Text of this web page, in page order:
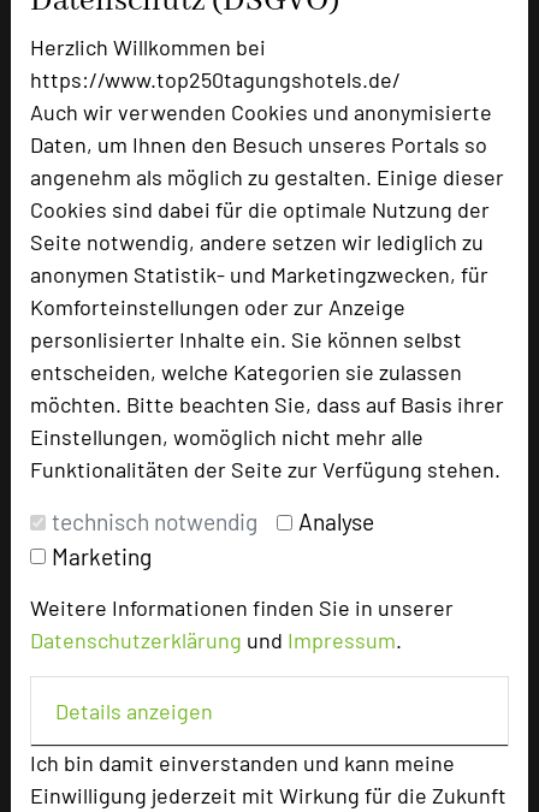
Herzlich Willkommen bei
https://www.top250tagungshotels.de/
Auch wir verwenden Cookies und anonymisierte
Daten, um Ihnen den Besuch unseres Portals so
angenehm als möglich zu gestalten. Einige dieser
Cookies sind dabei für die optimale Nutzung der
Seite notwendig, andere setzen wir lediglich zu
anonymen Statistik- und Marketingzwecken, für
Komforteinstellungen oder zur Anzeige
personlisierter Inhalte ein. Sie können selbst
entscheiden, welche Kategorien sie zulassen
möchten. Bitte beachten Sie, dass auf Basis ihrer
Einstellungen, womöglich nicht mehr alle
Funktionalitäten der Seite zur Verfügung stehen.
technisch notwendig
Analyse
Marketing
Weitere Informationen finden Sie in unserer
Datenschutzerklärung und Impressum.
Details anzeigen
Ich bin damit einverstanden und kann meine
Einwilligung jederzeit mit Wirkung für die Zukunft
Verfügung. Ebenso individuelle
Veranstaltungen, mit oder ohne Übernachtung,
wie z.B. bei Jubiläen, Hochzeiten,
Geburtstagen, werden auf höchstem Niveau
umgesetzt und erfreuen sich immer größerer
Unser schönes Hotel stellt sich auch in diesem
Jahr wieder der Wahl der besten 250
Tagungshotels Deutschlands. In den
vergangenen Jahren ist es uns gelungen
Spitzenplatzierungen unter den 10 Besten der
TOP 250 Tagungshotels zu erreichen. Dafür sind
wir all unseren Gästen überaus dankbar! Wir
wünschen uns auch in diesem Jahr Ihre
Kunden auf, auch in diesem Jahr wieder an der
Wahl der 250 besten Tagungshotels
teilzunehmen.